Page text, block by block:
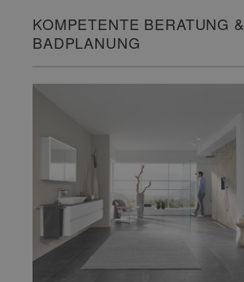
KOMPETENTE BERATUNG &
BADPLANUNG